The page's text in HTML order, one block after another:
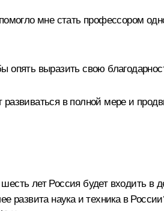
мне стать профессором
выразить свою
в полной мере и
лет Россия будет входить в
развита наука и техника в